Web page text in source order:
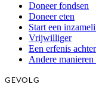
Doneer fondsen
Doneer eten
Start een
Vrijwilliger
Een erfenis
Andere manieren
GEVOLG